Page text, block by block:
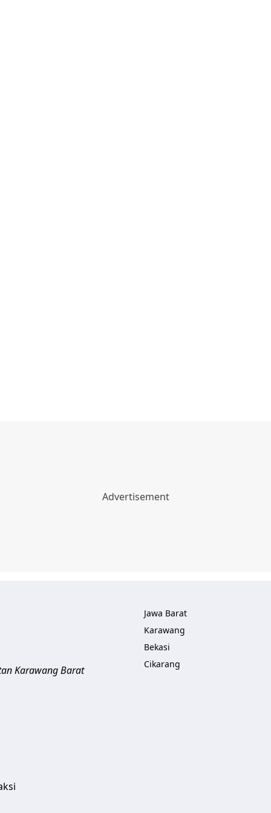
Karawang Barat
Jawa Barat
Karawang
Bekasi
Cikarang